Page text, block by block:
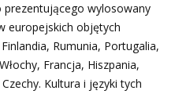
wylosowany
europejskich objętych
Rumunia, Portugalia,
Francja, Hiszpania,
Kultura i języki tych